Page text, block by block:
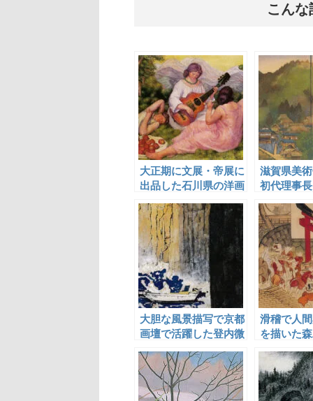
こん
大正期に文展・帝展に
出品した石川県の洋画
家
滋賀県美
初代理事
疋田春湖
大胆な風景描写で京都
画壇で活躍した登内微
笑
滑稽で人
を描いた